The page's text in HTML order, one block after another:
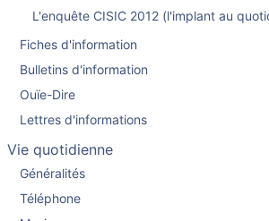
L'enquête CISIC 2012 (l'implant au
Fiches d'information
Bulletins d'information
Ouïe-Dire
Lettres d'informations
Vie quotidienne
Généralités
Téléphone